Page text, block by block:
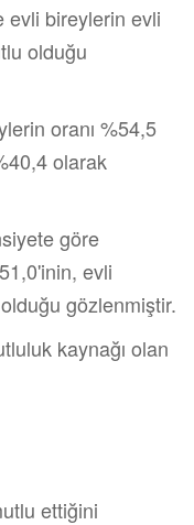
evli bireylerin evli
olduğu
oranı %54,5
olarak
göre
evli
gözlenmiştir.
kaynağı olan
ettiğini